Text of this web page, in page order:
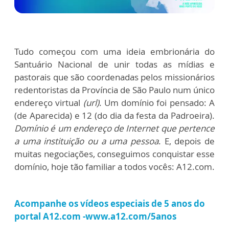
Tudo começou com uma ideia embrionária do
Santuário Nacional de unir todas as mídias e
pastorais que são coordenadas pelos missionários
redentoristas da Província de São Paulo num único
endereço virtual (url). Um domínio foi pensado: A
(de Aparecida) e 12 (do dia da festa da Padroeira).
Domínio é um endereço de Internet que pertence
a uma instituição ou a uma pessoa. E, depois de
muitas negociações, conseguimos conquistar esse
domínio, hoje tão familiar a todos vocês: A12.com.
Acompanhe os vídeos especiais de 5 anos do
portal A12.com -www.a12.com/5anos